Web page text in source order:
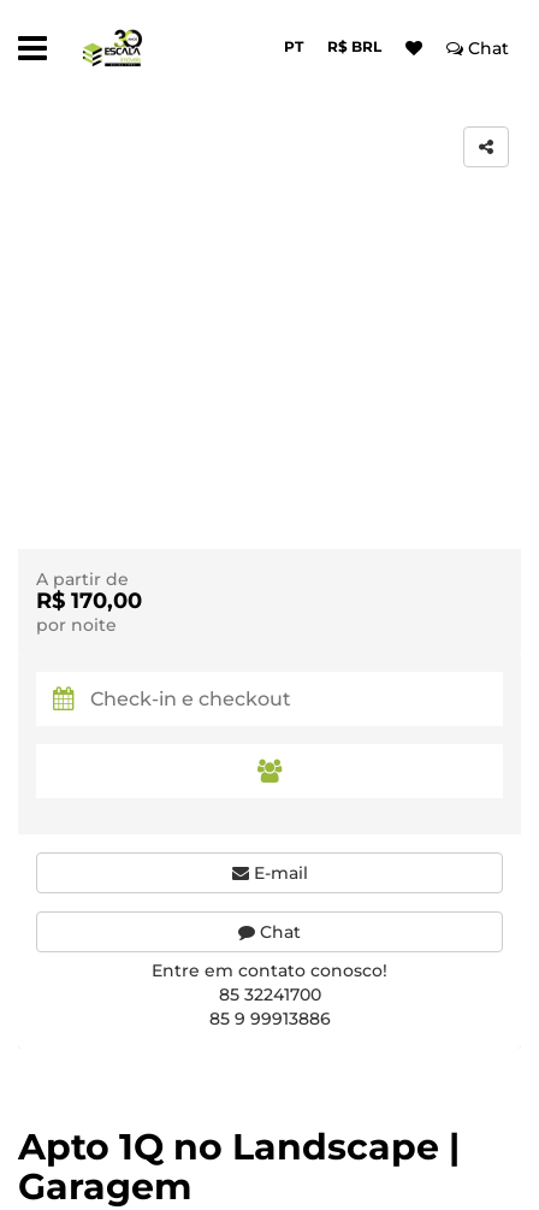
PT R$ BRL Chat
Apto 1Q no Landscape |
Garagem
A partir de
R$ 170,00
por noite
E-mail
Chat
Entre em contato conosco!
85 32241700
85 9 99913886